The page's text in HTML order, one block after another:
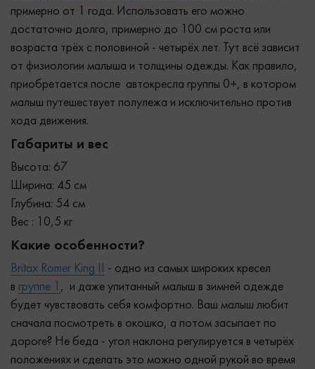
примерно от 1 года. Использовать его можно
достаточно долго, примерно до 100 см роста или
возраста трёх с половиной - четырёх лет. Тут всё зависит
от физиологии малыша и толщины одежды. Как правило,
приобретается после автокресла группы 0+, в котором
малыш путешествует полулежа и исключительно против
хода движения.
Габариты и вес
Высота: 67
Ширина: 45 см
Глубина: 54 см
Вес : 10,5 кг
Какие особенности?
Britax Romer King II
- одно из самых широких кресел
в группе 1 , и даже упитанный малыш в зимней одежде
будет чувствовать себя комфортно. Ваш малыш любит
сначала посмотреть в окошко, а потом засыпает по
дороге? Не беда - угол наклона регулируется в четырёх
положениях и сделать это можно одной рукой во время